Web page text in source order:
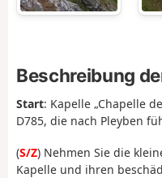
Beschreibung
Start: Kapelle „Chapelle
D785, die nach Pleyben
(S/Z) Nehmen Sie die
Kapelle und ihren